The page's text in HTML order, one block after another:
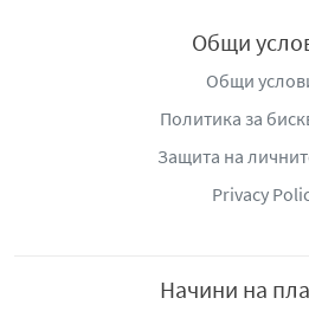
Общи
Общи
Политика за
Защита на
Privacy
Начини на